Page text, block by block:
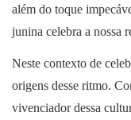
além do toque
junina celebra a nossa
Neste contexto de
origens desse ritmo.
vivenciador dessa